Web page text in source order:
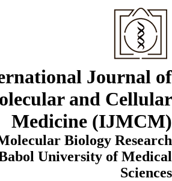
Journal
and
Medicine
Biology
Babol University of